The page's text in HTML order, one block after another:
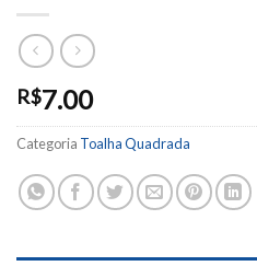
R$7.00
Categoria Toalha Quadrada